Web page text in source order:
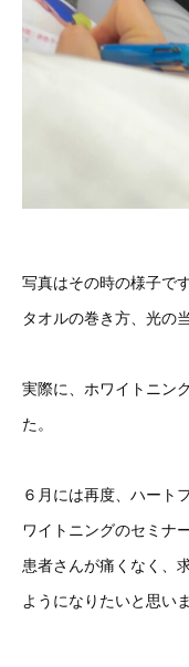
写真はその時の様子です
タオルの巻き方、光の
実際に、ホワイトニン
た。
６月には再度、ハート
ワイトニングのセミナ
患者さんが痛くなく、
ようになりたいと思いま